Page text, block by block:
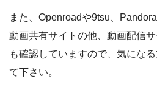
また、Openroadや9tsu、
動画共有サイトの他、動画配信
も確認していますので、気にな
て下さい。